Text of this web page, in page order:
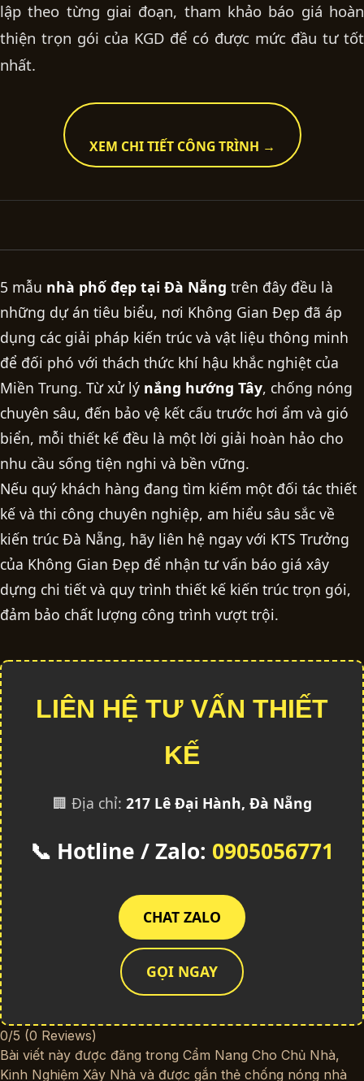
lập theo từng giai đoạn, tham khảo báo giá hoàn
thiện trọn gói của KGD để có được mức đầu tư tốt
nhất.
XEM CHI TIẾT CÔNG TRÌNH →
5 mẫu nhà phố đẹp tại Đà Nẵng trên đây đều là
những dự án tiêu biểu, nơi Không Gian Đẹp đã áp
dụng các giải pháp kiến trúc và vật liệu thông minh
để đối phó với thách thức khí hậu khắc nghiệt của
Miền Trung. Từ xử lý nắng hướng Tây, chống nóng
chuyên sâu, đến bảo vệ kết cấu trước hơi ẩm và gió
biển, mỗi thiết kế đều là một lời giải hoàn hảo cho
nhu cầu sống tiện nghi và bền vững.
Nếu quý khách hàng đang tìm kiếm một đối tác thiết
kế và thi công chuyên nghiệp, am hiểu sâu sắc về
kiến trúc Đà Nẵng, hãy liên hệ ngay với KTS Trưởng
của Không Gian Đẹp để nhận tư vấn báo giá xây
dựng chi tiết và quy trình thiết kế kiến trúc trọn gói,
đảm bảo chất lượng công trình vượt trội.
LIÊN HỆ TƯ VẤN THIẾT
KẾ
🏢 Địa chỉ: 217 Lê Đại Hành, Đà Nẵng
📞 Hotline / Zalo: 0905056771
CHAT ZALO
GỌI NGAY
0/5 (0 Reviews)
Bài viết này được đăng trong Cẩm Nang Cho Chủ Nhà,
Kinh Nghiệm Xây Nhà và được gắn thẻ chống nóng nhà